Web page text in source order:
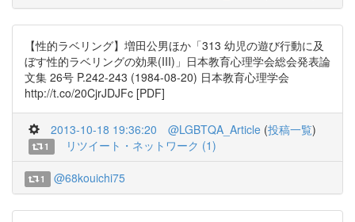
【性的ラベリング】増田公男ほか「313 幼児の遊び行動に及
ぼす性的ラベリングの効果(III)」日本教育心理学会総会発表論
文集 26号 P.242-243 (1984-08-20) 日本教育心理学会
http://t.co/20CjrJDJFc [PDF]
2013-10-18 19:36:20 @LGBTQA_Article (投稿一覧)
1 リツイート・ネットワーク (1)
1 @68kouichi75